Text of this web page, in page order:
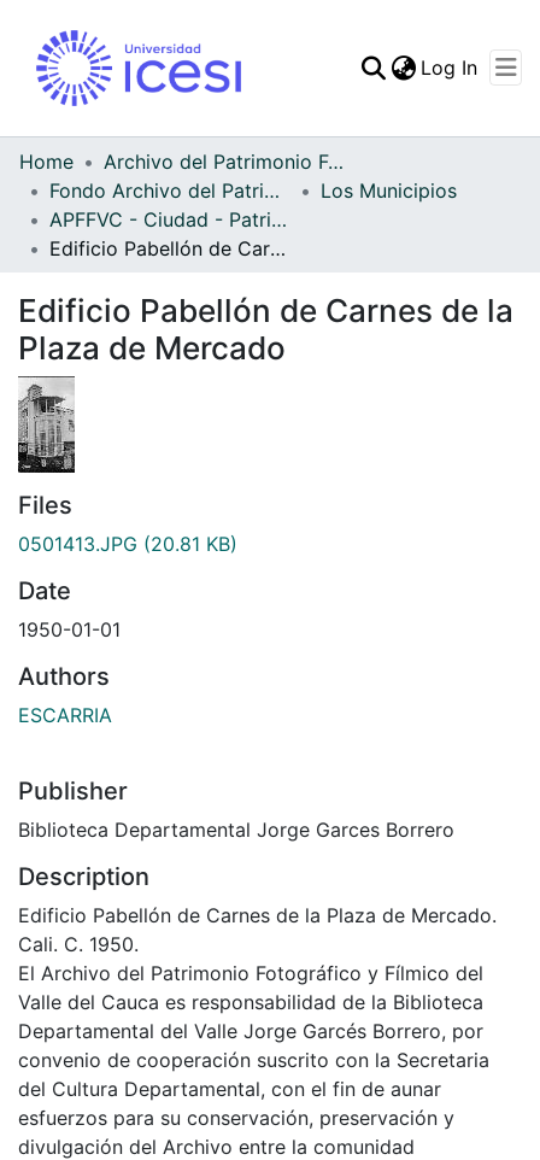
Statistics
Log In
Home
Archivo del Patrimonio Fotográfico y Fílmico del Valle del Cauca
Fondo Archivo del Patrimonio Fotográfico y Fílmico del Valle del Cauca
Los Municipios
APFFVC - Ciudad - Patrimonial
Edificio Pabellón de Carnes de la Plaza de Mercado
Edificio Pabellón de Carnes de la
Plaza de Mercado
Files
0501413.JPG (20.81 KB)
Date
1950-01-01
Authors
ESCARRIA
Publisher
Biblioteca Departamental Jorge Garces Borrero
Description
Edificio Pabellón de Carnes de la Plaza de Mercado.
Cali. C. 1950.
El Archivo del Patrimonio Fotográfico y Fílmico del
Valle del Cauca es responsabilidad de la Biblioteca
Departamental del Valle Jorge Garcés Borrero, por
convenio de cooperación suscrito con la Secretaria
del Cultura Departamental, con el fin de aunar
esfuerzos para su conservación, preservación y
divulgación del Archivo entre la comunidad